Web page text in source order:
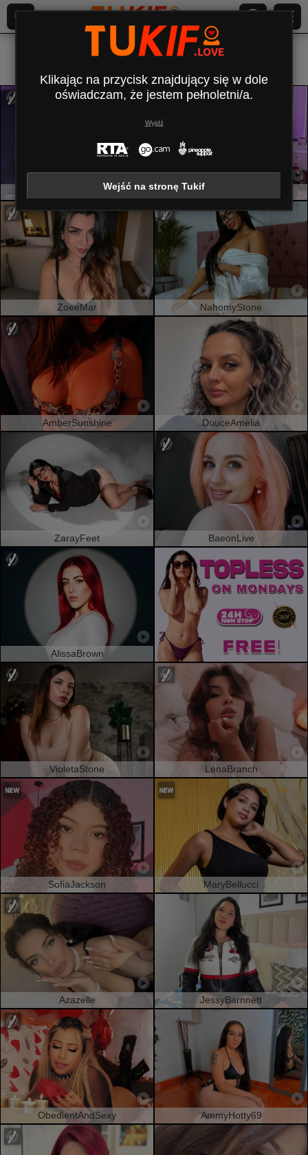
Wszyscy (736) Ogolona
AmirraLovely Jenniferwild69
ZoeeMar NahomyStone
AmberSunshine DouceAmelia
ZarayFeet BaeonLive
AlissaBrown
VioletaStone LenaBranch
SofiaJackson MaryBellucci
Azazelle JessyBarnnett
ObedientAndSexy AmmyHotty69
Klikając na przycisk znajdujący się w dole
oświadczam, że jestem pełnoletni/a.
Wyjdź
Wejść na stronę Tukif